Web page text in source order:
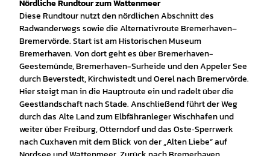
Nördliche Rundtour zum Wattenmeer
Diese Rundtour nutzt den nördlichen Abschnitt des
Radwanderwegs sowie die Alternativroute Bremerhaven–
Bremervörde. Start ist am Historischen Museum
Bremerhaven. Von dort geht es über Bremerhaven-
Geestemünde, Bremerhaven-Surheide und den Appeler See
durch Beverstedt, Kirchwistedt und Oerel nach Bremervörde.
Hier steigt man in die Hauptroute ein und radelt über die
Geestlandschaft nach Stade. Anschließend führt der Weg
durch das Alte Land zum Elbfähranleger Wischhafen und
weiter über Freiburg, Otterndorf und das Oste‑Sperrwerk
nach Cuxhaven mit dem Blick von der „Alten Liebe“ auf